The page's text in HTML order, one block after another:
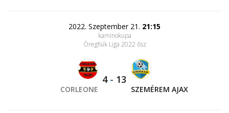
2022. Szeptember 21. 21:15
kaminokupa
Öregfiúk Liga 2022 ősz
CORLEONE
4- 13
SZEMÉREM AJAX